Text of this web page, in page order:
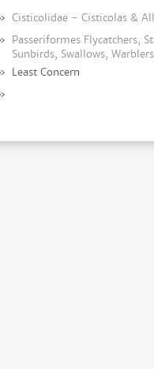
Cisticolidae - Cisticolas &
Passeriformes Flycatchers,
Sunbirds, Swallows,
Least Concern